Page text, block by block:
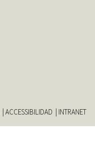
ACCESSIBILIDAD INTRANET